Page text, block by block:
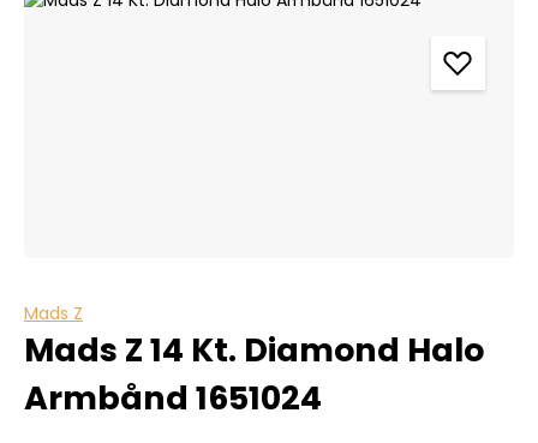
Mads Z
Mads Z 14 Kt. Diamond Halo
Armbånd 1651024